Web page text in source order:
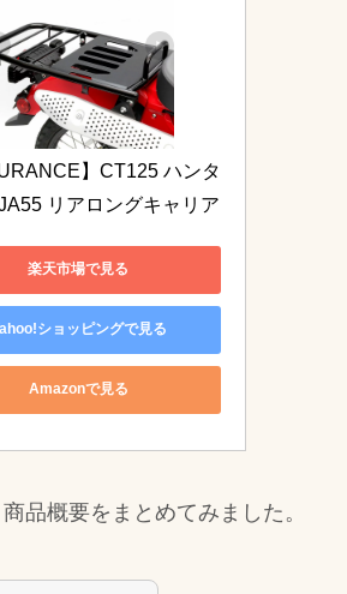
】CT125 ハンタ
リアロングキャリア
楽天市場で見る
ショッピングで見る
Amazonで見る
品概要をまとめてみました。